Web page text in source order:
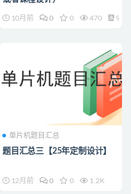
10月前 0 0 470 9.9
单片机题目汇总
题目汇总三【25年定制设计】
12月前 0 0 1.2K